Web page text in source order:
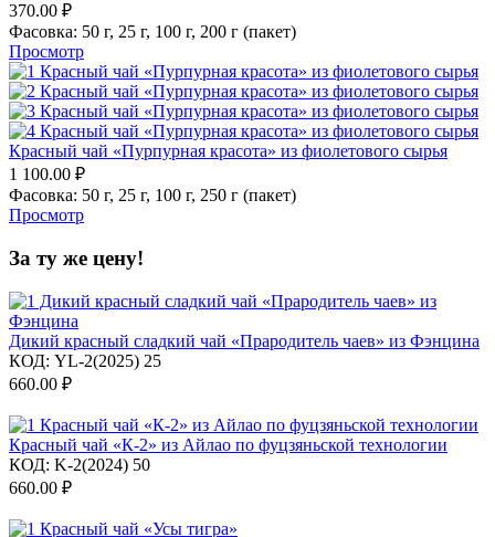
370.00 ₽
Фасовка: 50 г, 25 г, 100 г, 200 г (пакет)
Просмотр
Красный чай «Пурпурная красота» из фиолетового сырья
1 100.00 ₽
Фасовка: 50 г, 25 г, 100 г, 250 г (пакет)
Просмотр
За ту же цену!
Дикий красный сладкий чай «Прародитель чаев» из Фэнцина
КОД: YL-2(2025) 25
660.00 ₽
Красный чай «К-2» из Айлао по фуцзяньской технологии
КОД: K-2(2024) 50
660.00 ₽